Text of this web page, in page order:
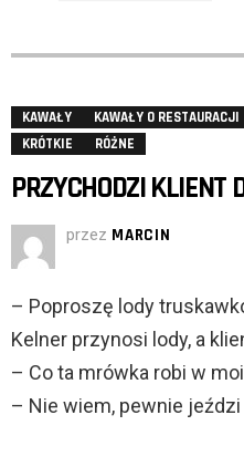
KAWAŁY KAWAŁY O RESTAURACJI
KRÓTKIE
RÓŻNE
PRZYCHODZI KLIENT
przez MARCIN
– Poproszę lody
Kelner przynosi lody, a
– Co ta mrówka robi w
– Nie wiem, pewnie jeździ